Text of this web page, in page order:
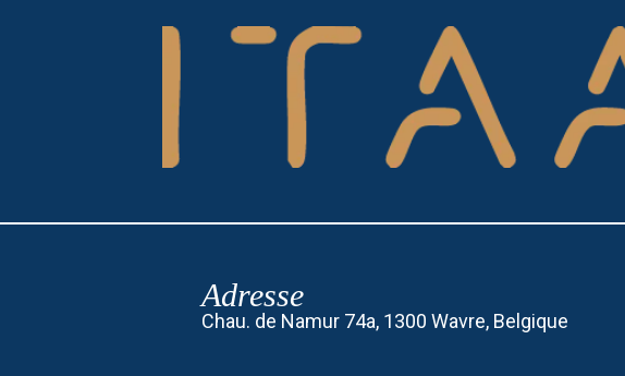
Adresse
Chau. de Namur 74a, 1300 Wavre, Belgique